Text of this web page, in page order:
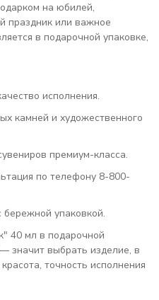
на юбилей,
праздник или важное
в подарочной упаковке,
исполнения.
камней и художественного
премиум-класса.
по телефону 8-800-
бережной упаковкой.
40 мл в подарочной
значит выбрать изделие, в
точность исполнения